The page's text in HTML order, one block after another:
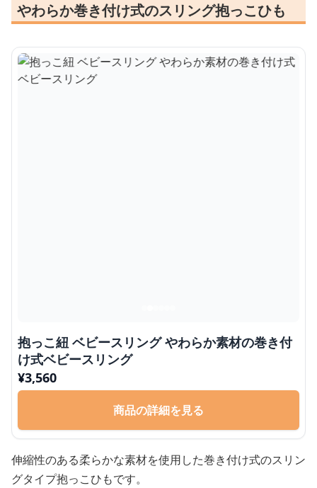
やわらか巻き付け式のスリング抱っこひも
抱っこ紐 ベビースリング やわらか素材の巻き付
け式ベビースリング
¥3,560
商品の詳細を見る
伸縮性のある柔らかな素材を使用した巻き付け式のスリン
グタイプ抱っこひもです。